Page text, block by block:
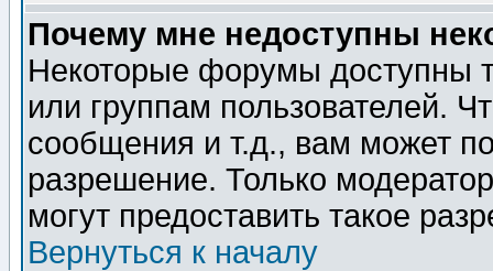
Почему мне недоступны
Некоторые форумы доступны
или группам пользователей.
сообщения и т.д., вам может
разрешение. Только
могут предоставить такое
Вернуться к началу